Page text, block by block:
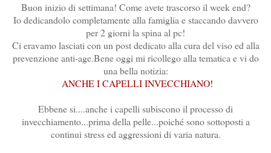
Buon inizio di settimana! Come avete trascorso il week end?
Io dedicandolo completamente alla famiglia e staccando davvero
per 2 giorni la spina al pc!
Ci eravamo lasciati con un post dedicato alla cura del viso ed alla
prevenzione anti-age.Bene oggi mi ricollego alla tematica e vi do
una bella notizia:
ANCHE I CAPELLI INVECCHIANO!
Ebbene si....anche i capelli subiscono il processo di
invecchiamento...prima della pelle...poiché sono sottoposti a
continui stress ed aggressioni di varia natura.